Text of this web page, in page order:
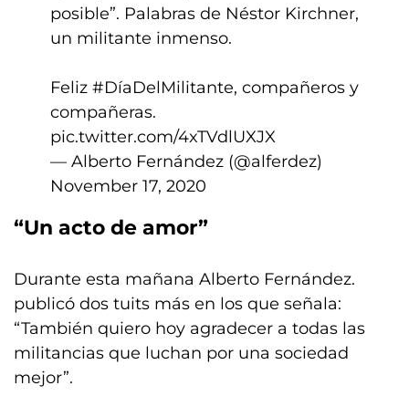
posible”. Palabras de Néstor Kirchner,
un militante inmenso.
Feliz #DíaDelMilitante, compañeros y
compañeras.
pic.twitter.com/4xTVdlUXJX
— Alberto Fernández (@alferdez)
November 17, 2020
“Un acto de amor”
Durante esta mañana Alberto Fernández.
publicó dos tuits más en los que señala:
“También quiero hoy agradecer a todas las
militancias que luchan por una sociedad
mejor”.